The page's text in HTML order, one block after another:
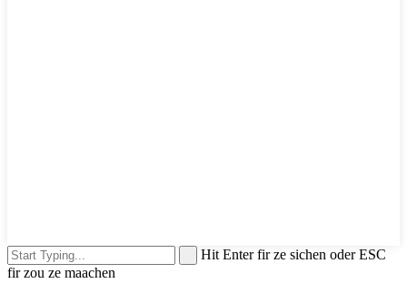
Hit Enter fir ze sichen oder ESC
fir zou ze maachen